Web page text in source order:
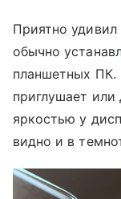
Приятно
обычно
планшетных ПК.
приглушает или
яркостью у
видно и в